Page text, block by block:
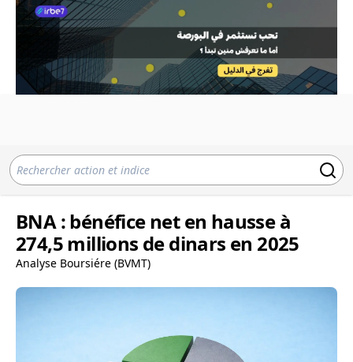
BNA : bénéfice net en hausse à
274,5 millions de dinars en 2025
Analyse Boursiére (BVMT)